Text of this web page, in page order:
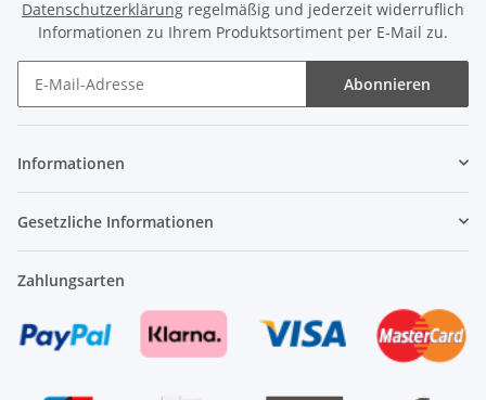
Datenschutzerklärung regelmäßig und jederzeit widerruflich
Informationen zu Ihrem Produktsortiment per E-Mail zu.
Abonnieren
Informationen
Gesetzliche Informationen
Zahlungsarten